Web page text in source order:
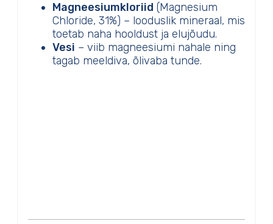
Magneesiumkloriid (Magnesium
Chloride, 31%) – looduslik mineraal, mis
toetab naha hooldust ja elujõudu.
Vesi – viib magneesiumi nahale ning
tagab meeldiva, õlivaba tunde.